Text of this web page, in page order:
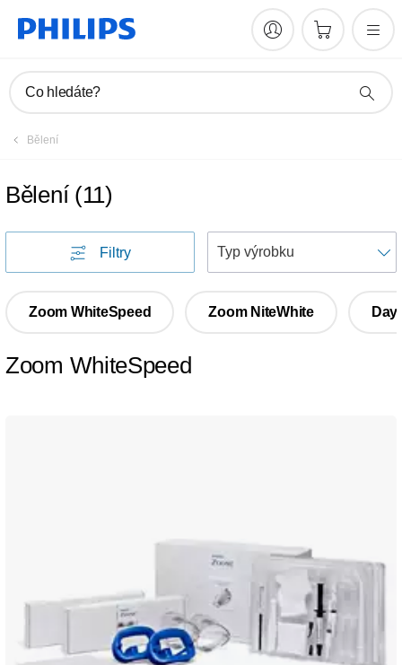
Co hledáte?
Bělení
Bělení (11)
Filtry
Zoom WhiteSpeed Zoom NiteWhite
Zoom WhiteSpeed